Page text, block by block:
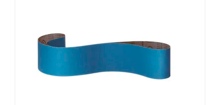
WYPOSAŻENIE GILOTYN
WYPOSAŻENIE ODCIĄGÓW MASZYN DO METALU